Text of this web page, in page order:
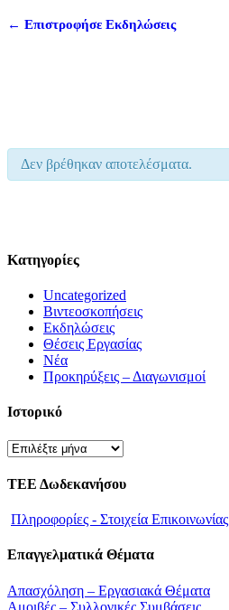
← Επιστροφήσε Εκδηλώσεις
Δεν βρέθηκαν αποτελέσματα.
Kατηγορίες
Uncategorized
Βιντεοσκοπήσεις
Εκδηλώσεις
Θέσεις Εργασίας
Νέα
Προκηρύξεις – Διαγωνισμοί
Ιστορικό
Ιστορικό
ΤΕΕ Δωδεκανήσου
Πληροφορίες - Στοιχεία Επικοινωνίας
Επαγγελματικά Θέματα
Απασχόληση – Εργασιακά Θέματα
Αμοιβές – Συλλογικές Συμβάσεις